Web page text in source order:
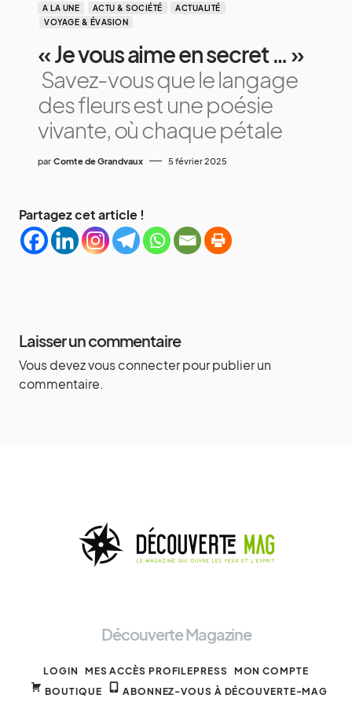
A LA UNE ACTU & SOCIÉTÉ
ACTUALITÉ
VOYAGE & ÉVASION
« Je vous aime en secret … »
Savez-vous que le langage
des fleurs est une poésie
vivante, où chaque pétale
par Comte de Grandvaux 5 février 2025
Partagez cet article !
Laisser un commentaire
Vous devezvous connecterpour publier un
commentaire.
Découverte Magazine
LOGIN MES ACCÈS PROFILEPRESS MON COMPTE
BOUTIQUE
ABONNEZ-VOUS À DÉCOUVERTE-MAG